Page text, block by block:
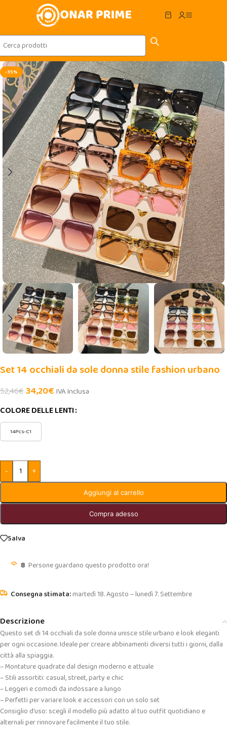
Skip to navigation
Skip to main content
-35%
Set 14 occhiali da sole donna stile fashion urbano
52,46€34,20€ IVA Inclusa
COLORE DELLE LENTI
14Pcs-C1
- +
Aggiungi al carrello
Compra adesso
Salva
8 Persone guardano questo prodotto ora!
martedì 18. Agosto – lunedì 7. Settembre
Descrizione
Questo set di 14 occhiali da sole donna unisce stile urbano e look eleganti
per ogni occasione. Ideale per creare abbinamenti diversi tutti i giorni, dalla
città alla spiaggia.
– Montature quadrate dal design moderno e attuale
– Stili assortiti: casual, street, party e chic
– Leggeri e comodi da indossare a lungo
– Perfetti per variare look e accessori con un solo set
Consiglio d’uso: scegli il modello più adatto al tuo outfit quotidiano e
alternali per rinnovare facilmente il tuo stile.